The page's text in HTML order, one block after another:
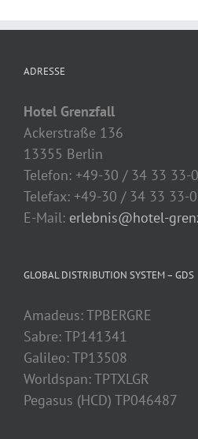
ADRESSE
Hotel Grenzfall
Ackerstraße 136
13355 Berlin
Telefon: +49-30 / 34 33 33-
Telefax: +49-30 / 34 33 33-
E-Mail: erlebnis@hotel-
GLOBAL DISTRIBUTION SYSTEM – GDS
Amadeus: TPBERGRE
Sabre: TP141341
Galileo: TP13508
Worldspan: TPTXLGR
Pegasus (HCD) TP046487